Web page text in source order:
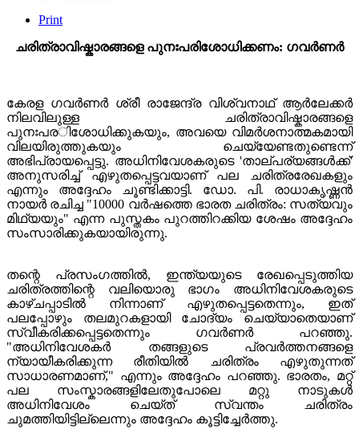
Print
ചരിത്രാവിഷ്കാരങ്ങളെ പുനഃപരിശോധിക്കണം: ഗവർണർ
കേരള ഗവർണർ ശ്രീ രാജേന്ദ്ര വിശ്വനാഥ് ആർലേക്കർ
നിലവിലുള്ള ചരിത്രാവിഷ്കാരങ്ങളെ
പുനഃപരിശോധിക്കുകയും, അവയെ വിമർശനാത്മകമായി
വിലയിരുത്തുകയും ചെയ്യേണ്ടതുണ്ടെന്ന്
അഭിപ്രായപ്പെട്ടു. അധിനിവേശകരുടെ 'താല്പര്യങ്ങൾക്ക്'
അനുസരിച്ച് എഴുതപ്പെട്ടവയാണ് പല ചരിത്രരേഖകളും
എന്നും അദ്ദേഹം ചൂണ്ടിക്കാട്ടി. ഡോ. പി. രാധാകൃഷ്ണൻ
നായർ രചിച്ച "10000 വർഷത്തെ ഭാരത ചരിത്രം: സത്യവും
മിഥ്യയും" എന്ന പുസ്തകം പുറത്തിറക്കിയ ശേഷം അദ്ദേഹം
സംസാരിക്കുകയായിരുന്നു.
തന്റെ പ്രസംഗത്തിൽ, ഇന്ത്യയുടെ രേഖപ്പെടുത്തിയ
ചരിത്രത്തിന്റെ വലിയൊരു ഭാഗം അധിനിവേശകരുടെ
കാഴ്ചപ്പാടിൽ നിന്നാണ് എഴുതപ്പെട്ടതെന്നും, ഇത്
പലപ്പോഴും തലമുറകളായി ചോദ്യം ചെയ്യാതെയാണ്
സ്വീകരിക്കപ്പെട്ടതെന്നും ഗവർണർ പറഞ്ഞു.
"അധിനിവേശകർ തങ്ങളുടെ പ്രവർത്തനങ്ങളെ
ന്യായീകരിക്കുന്ന രീതിയിൽ ചരിത്രം എഴുതുന്നത്
സാധാരണമാണ്," എന്നും അദ്ദേഹം പറഞ്ഞു. ഭാരതം, മറ്റ്
പല സംസ്കാരങ്ങളിലേതുപോലെ മറ്റു നാടുകൾ
അധിനിവേശം ചെയ്ത് സ്വന്തം ചരിത്രം
ചുമത്തിയിട്ടില്ലെന്നും അദ്ദേഹം കൂട്ടിച്ചേർത്തു.